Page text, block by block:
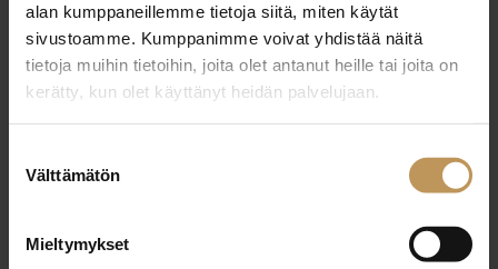
alan kumppaneillemme tietoja siitä, miten käytät
sivustoamme. Kumppanimme voivat yhdistää näitä
tietoja muihin tietoihin, joita olet antanut heille tai joita on
kerätty, kun olet käyttänyt heidän palvelujaan.
valinta
Välttämätön
Mieltymykset
29.2.2024
Lue artikkeli